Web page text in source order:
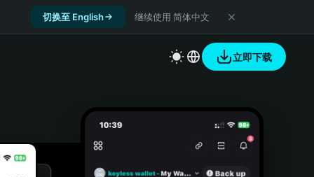
切换至 English 继续使用 简体中文
立即下载